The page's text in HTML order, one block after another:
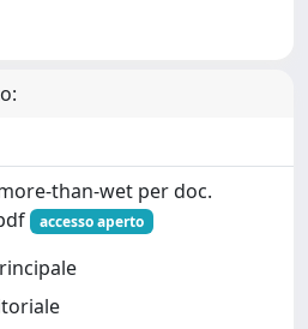
than-wet per doc.
accesso aperto